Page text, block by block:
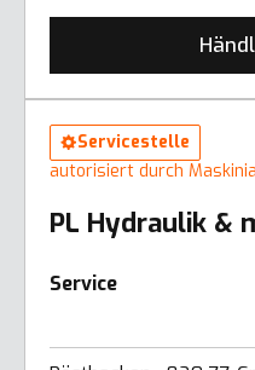
Servicestelle
autorisiert durch
PL Hydraulik &
Service